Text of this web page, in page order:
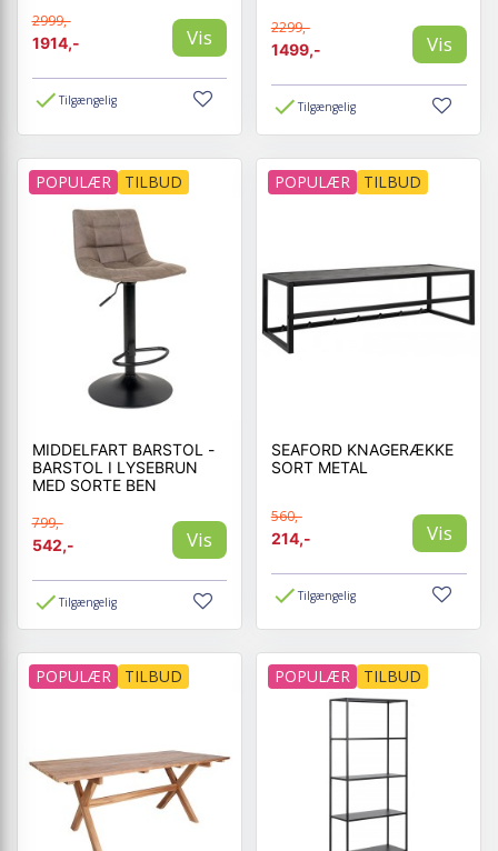
2999,-
1914,-
Vis
Tilgængelig
HØJGLANS
2299,-
1499,-
Vis
Tilgængelig
POPULÆR TILBUD
MIDDELFART BARSTOL -
BARSTOL I LYSEBRUN
MED SORTE BEN
799,-
542,-
Vis
Tilgængelig
POPULÆR TILBUD
SEAFORD KNAGERÆKKE
SORT METAL
560,-
214,-
Vis
Tilgængelig
POPULÆR TILBUD POPULÆR TILBUD